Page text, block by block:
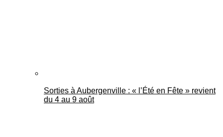
Sorties à Aubergenville : « l’Été en Fête » revient
du 4 au 9 août